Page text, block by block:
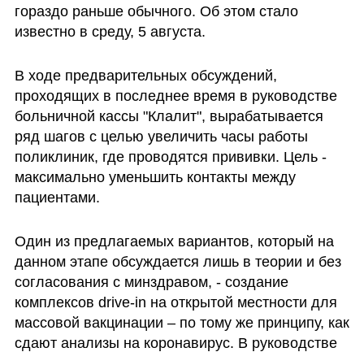
гораздо раньше обычного. Об этом стало
известно в среду, 5 августа.
В ходе предварительных обсуждений,
проходящих в последнее время в руководстве
больничной кассы "Клалит", вырабатывается
ряд шагов с целью увеличить часы работы
поликлиник, где проводятся прививки. Цель -
максимально уменьшить контакты между
пациентами.
Один из предлагаемых вариантов, который на
данном этапе обсуждается лишь в теории и без
согласования с минздравом, - создание
комплексов drive-in на открытой местности для
массовой вакцинации – по тому же принципу, как
сдают анализы на коронавирус. В руководстве